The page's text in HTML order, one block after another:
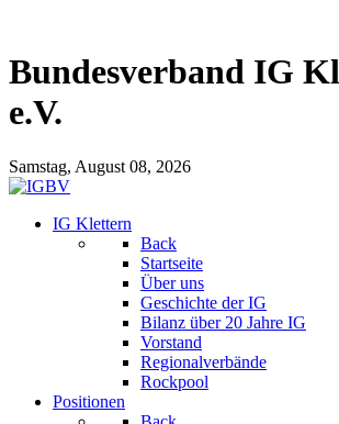
Bundesverband IG
e.V.
Samstag, August 08, 2026
IG Klettern
Back
Startseite
Über uns
Geschichte der IG
Bilanz über 20 Jahre IG
Vorstand
Regionalverbände
Rockpool
Positionen